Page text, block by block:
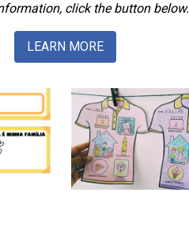
click the button below.
LEARN MORE